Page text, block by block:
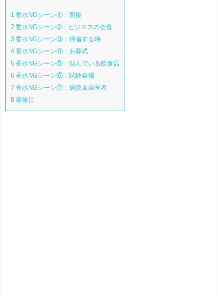
1 香水NGシーン①：面接
2 香水NGシーン➁：ビジネスの会食
3 香水NGシーン③：帰省する時
4 香水NGシーン④：お葬式
5 香水NGシーン⑤：混んでいる飲食店
6 香水NGシーン⑥：試験会場
7 香水NGシーン⑦：病院＆歯医者
8 最後に